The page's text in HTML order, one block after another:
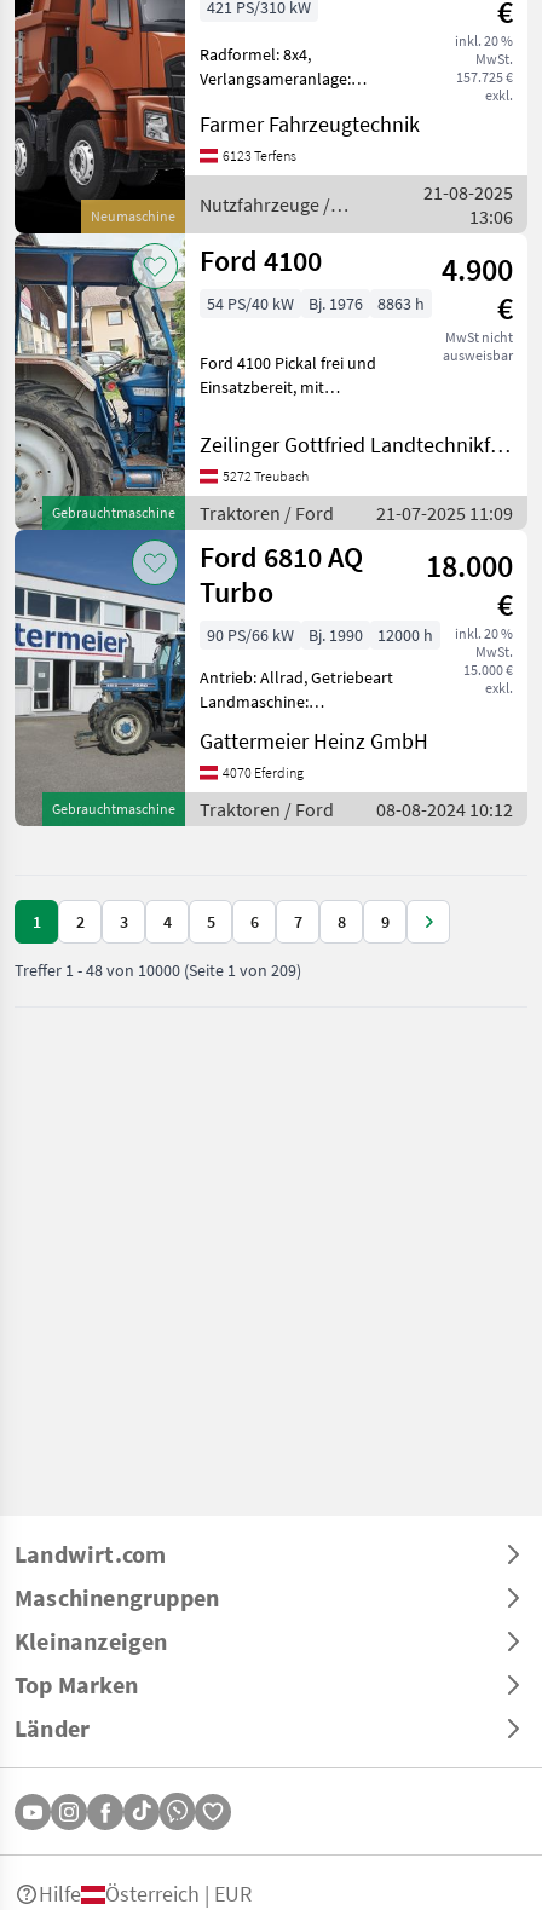
Neumaschine
€
inkl. 20 %
MwSt.
157.725 €
exkl.
421 PS/310 kW
Radformel: 8x4,
Verlangsameranlage:
Treibstoff: Diesel,
Klimaanlage,
Hyraulikanlage
(Kipphydraulik) Laufend
Lagerfahrzeuge Vorführfahr
Farmer Fahrzeugtechnik
6123 Terfens
Nutzfahrzeuge /
Ford
21-08-2025
13:06
Gebrauchtmaschine
Ford 4100
4.900
€
MwSt nicht
ausweisbar
54 PS/40 kW Bj. 1976 8863 h
Ford 4100 Pickal frei und
Einsatzbereit, mit
Servolenkung. Fritzmeier
Kabine ohne Türen
Eigengewicht: 2280 kg,
Leistung: 40kW Betriebss
Zeilinger Gottfried Landtechnikfachbetrieb
5272 Treubach
Traktoren / Ford 21-07-2025 11:09
Gebrauchtmaschine
Ford 6810 AQ
Turbo
18.000
€
inkl. 20 %
MwSt.
15.000 €
exkl.
90 PS/66 kW Bj. 1990
12000 h
Antrieb: Allrad, Getriebeart
Landmaschine:
Plattform: Kabine,
Aufladung: Turbolader,
Oberlenker hinten:
mechanisch,
Gattermeier Heinz GmbH
4070 Eferding
Traktoren / Ford 08-08-2024 10:12
1 2 3 4 5 6 7 8 9
Treffer 1-48von 10000 (Seite 1 von 209)
Landwirt.com
Maschinengruppen
Kleinanzeigen
Top Marken
Länder
Hilfe Österreich | EUR